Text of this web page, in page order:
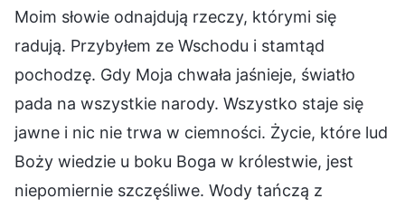
Moim słowie odnajdują rzeczy, którymi się
radują. Przybyłem ze Wschodu i stamtąd
pochodzę. Gdy Moja chwała jaśnieje, światło
pada na wszystkie narody. Wszystko staje się
jawne i nic nie trwa w ciemności. Życie, które lud
Boży wiedzie u boku Boga w królestwie, jest
niepomiernie szczęśliwe. Wody tańczą z